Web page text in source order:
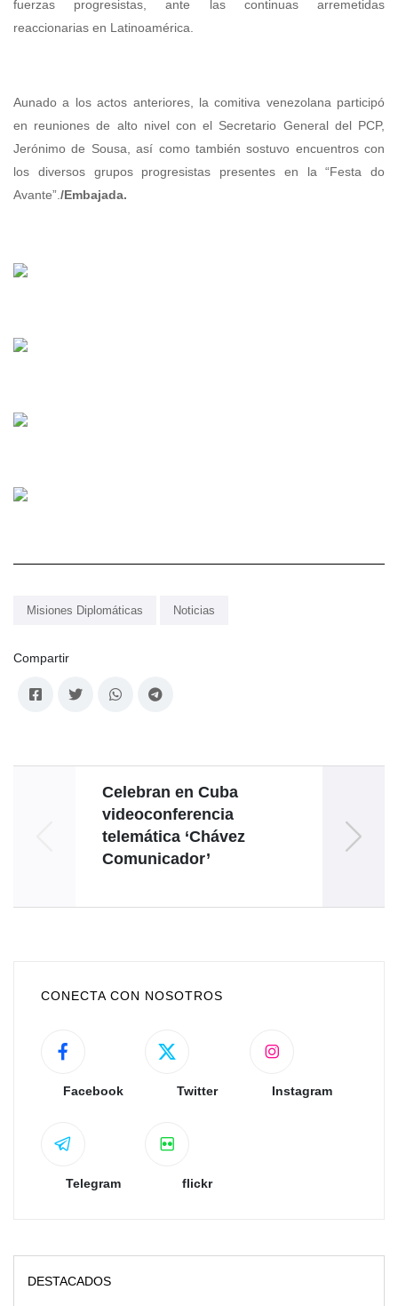
fuerzas progresistas, ante las continuas arremetidas
reaccionarias en Latinoamérica.
Aunado a los actos anteriores, la comitiva venezolana participó
en reuniones de alto nivel con el Secretario General del PCP,
Jerónimo de Sousa, así como también sostuvo encuentros con
los diversos grupos progresistas presentes en la “Festa do
Avante”. /Embajada.
Misiones Diplomáticas Noticias
Compartir
Celebran en Cuba
videoconferencia
telemática ‘Chávez
Comunicador’
CONECTA CON NOSOTROS
Facebook Twitter Instagram
Telegram flickr
DESTACADOS